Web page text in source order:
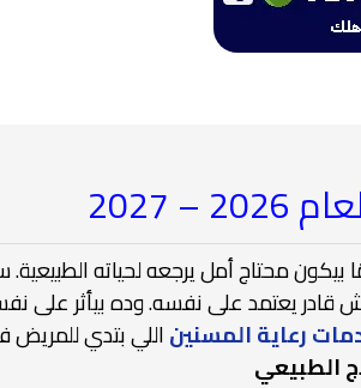
2027
محتاج أمل يرجعه لحياته
يعتمد على نفسه. وده بيأثر على
رعاية المسنيناللي بتدي للمريض
الطبيعي